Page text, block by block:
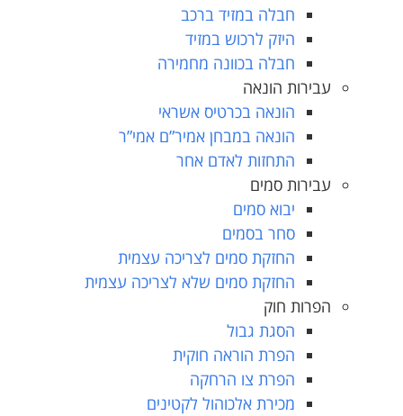
חבלה במזיד ברכב
היזק לרכוש במזיד
חבלה בכוונה מחמירה
עבירות הונאה
הונאה בכרטיס אשראי
הונאה במבחן אמיר”ם אמי”ר
התחזות לאדם אחר
עבירות סמים
יבוא סמים
סחר בסמים
החזקת סמים לצריכה עצמית
החזקת סמים שלא לצריכה עצמית
הפרות חוק
הסגת גבול
הפרת הוראה חוקית
הפרת צו הרחקה
מכירת אלכוהול לקטינים